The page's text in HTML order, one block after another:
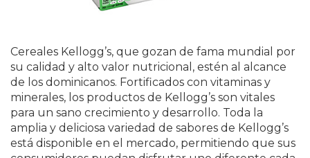
Cereales Kellogg’s, que gozan de fama mundial por
su calidad y alto valor nutricional, estén al alcance
de los dominicanos. Fortificados con vitaminas y
minerales, los productos de Kellogg’s son vitales
para un sano crecimiento y desarrollo. Toda la
amplia y deliciosa variedad de sabores de Kellogg’s
está disponible en el mercado, permitiendo que sus